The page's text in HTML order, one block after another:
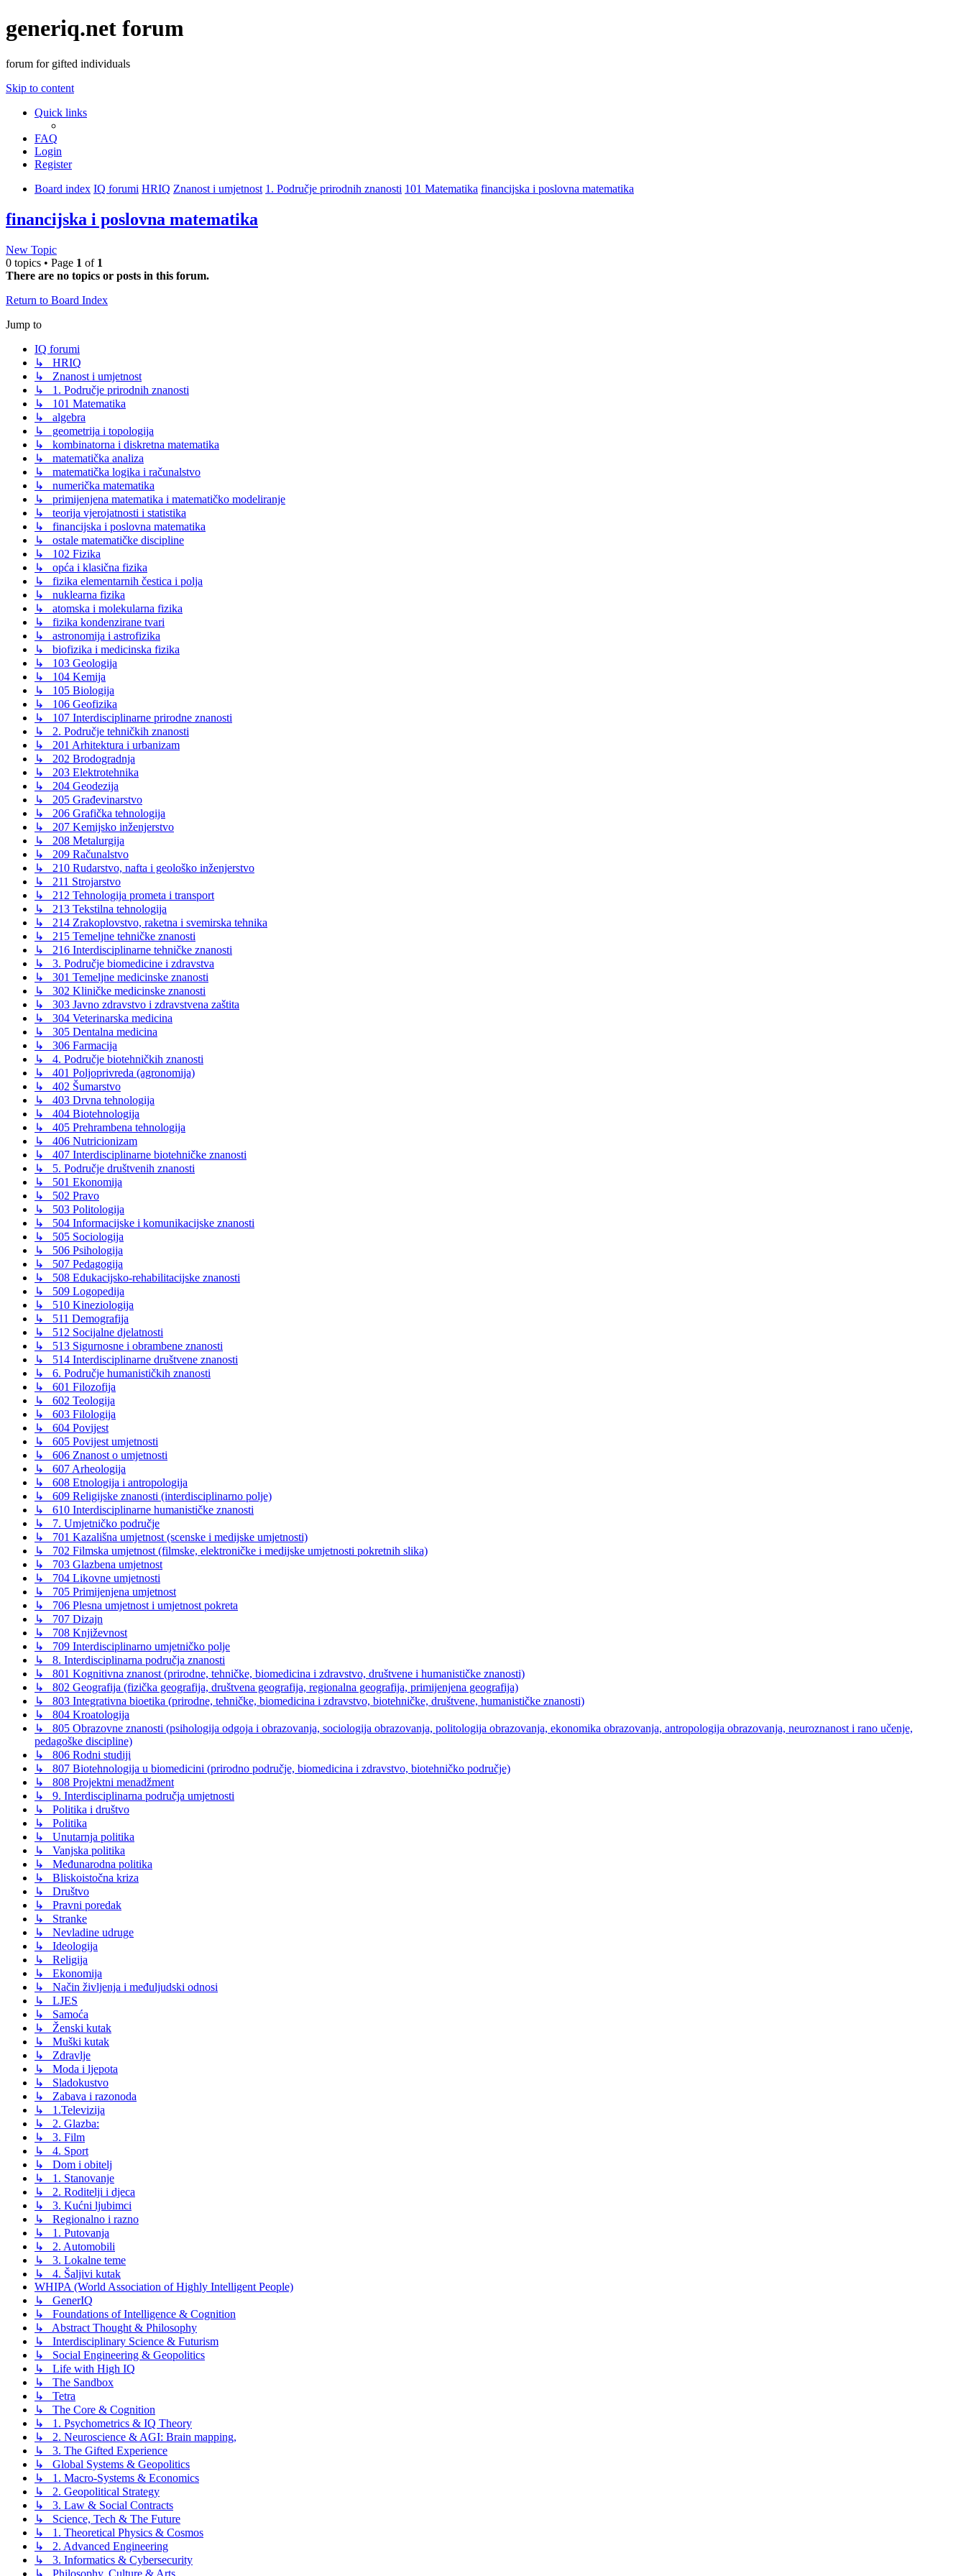
generiq.net forum
forum for gifted individuals
Skip to content
Quick links
FAQ
Login
Register
Board index IQ forumi HRIQ Znanost i umjetnost 1. Područje prirodnih znanosti 101 Matematika financijska i poslovna matematika
financijska i poslovna matematika
New Topic
0 topics • Page 1 of 1
There are no topics or posts in this forum.
Return to Board Index
Jump to
IQ forumi
↳ HRIQ
↳ Znanost i umjetnost
↳ 1. Područje prirodnih znanosti
↳ 101 Matematika
↳ algebra
↳ geometrija i topologija
↳ kombinatorna i diskretna matematika
↳ matematička analiza
↳ matematička logika i računalstvo
↳ numerička matematika
↳ primijenjena matematika i matematičko modeliranje
↳ teorija vjerojatnosti i statistika
↳ financijska i poslovna matematika
↳ ostale matematičke discipline
↳ 102 Fizika
↳ opća i klasična fizika
↳ fizika elementarnih čestica i polja
↳ nuklearna fizika
↳ atomska i molekularna fizika
↳ fizika kondenzirane tvari
↳ astronomija i astrofizika
↳ biofizika i medicinska fizika
↳ 103 Geologija
↳ 104 Kemija
↳ 105 Biologija
↳ 106 Geofizika
↳ 107 Interdisciplinarne prirodne znanosti
↳ 2. Područje tehničkih znanosti
↳ 201 Arhitektura i urbanizam
↳ 202 Brodogradnja
↳ 203 Elektrotehnika
↳ 204 Geodezija
↳ 205 Građevinarstvo
↳ 206 Grafička tehnologija
↳ 207 Kemijsko inženjerstvo
↳ 208 Metalurgija
↳ 209 Računalstvo
↳ 210 Rudarstvo, nafta i geološko inženjerstvo
↳ 211 Strojarstvo
↳ 212 Tehnologija prometa i transport
↳ 213 Tekstilna tehnologija
↳ 214 Zrakoplovstvo, raketna i svemirska tehnika
↳ 215 Temeljne tehničke znanosti
↳ 216 Interdisciplinarne tehničke znanosti
↳ 3. Područje biomedicine i zdravstva
↳ 301 Temeljne medicinske znanosti
↳ 302 Kliničke medicinske znanosti
↳ 303 Javno zdravstvo i zdravstvena zaštita
↳ 304 Veterinarska medicina
↳ 305 Dentalna medicina
↳ 306 Farmacija
↳ 4. Područje biotehničkih znanosti
↳ 401 Poljoprivreda (agronomija)
↳ 402 Šumarstvo
↳ 403 Drvna tehnologija
↳ 404 Biotehnologija
↳ 405 Prehrambena tehnologija
↳ 406 Nutricionizam
↳ 407 Interdisciplinarne biotehničke znanosti
↳ 5. Područje društvenih znanosti
↳ 501 Ekonomija
↳ 502 Pravo
↳ 503 Politologija
↳ 504 Informacijske i komunikacijske znanosti
↳ 505 Sociologija
↳ 506 Psihologija
↳ 507 Pedagogija
↳ 508 Edukacijsko-rehabilitacijske znanosti
↳ 509 Logopedija
↳ 510 Kineziologija
↳ 511 Demografija
↳ 512 Socijalne djelatnosti
↳ 513 Sigurnosne i obrambene znanosti
↳ 514 Interdisciplinarne društvene znanosti
↳ 6. Područje humanističkih znanosti
↳ 601 Filozofija
↳ 602 Teologija
↳ 603 Filologija
↳ 604 Povijest
↳ 605 Povijest umjetnosti
↳ 606 Znanost o umjetnosti
↳ 607 Arheologija
↳ 608 Etnologija i antropologija
↳ 609 Religijske znanosti (interdisciplinarno polje)
↳ 610 Interdisciplinarne humanističke znanosti
↳ 7. Umjetničko područje
↳ 701 Kazališna umjetnost (scenske i medijske umjetnosti)
↳ 702 Filmska umjetnost (filmske, elektroničke i medijske umjetnosti pokretnih slika)
↳ 703 Glazbena umjetnost
↳ 704 Likovne umjetnosti
↳ 705 Primijenjena umjetnost
↳ 706 Plesna umjetnost i umjetnost pokreta
↳ 707 Dizajn
↳ 708 Književnost
↳ 709 Interdisciplinarno umjetničko polje
↳ 8. Interdisciplinarna područja znanosti
↳ 801 Kognitivna znanost (prirodne, tehničke, biomedicina i zdravstvo, društvene i humanističke znanosti)
↳ 802 Geografija (fizička geografija, društvena geografija, regionalna geografija, primijenjena geografija)
↳ 803 Integrativna bioetika (prirodne, tehničke, biomedicina i zdravstvo, biotehničke, društvene, humanističke znanosti)
↳ 804 Kroatologija
↳ 805 Obrazovne znanosti (psihologija odgoja i obrazovanja, sociologija obrazovanja, politologija obrazovanja, ekonomika obrazovanja, antropologija obrazovanja, neuroznanost i rano učenje,
pedagoške discipline)
↳ 806 Rodni studiji
↳ 807 Biotehnologija u biomedicini (prirodno područje, biomedicina i zdravstvo, biotehničko područje)
↳ 808 Projektni menadžment
↳ 9. Interdisciplinarna područja umjetnosti
↳ Politika i društvo
↳ Politika
↳ Unutarnja politika
↳ Vanjska politika
↳ Međunarodna politika
↳ Bliskoistočna kriza
↳ Društvo
↳ Pravni poredak
↳ Stranke
↳ Nevladine udruge
↳ Ideologija
↳ Religija
↳ Ekonomija
↳ Način življenja i međuljudski odnosi
↳ LJES
↳ Samoća
↳ Ženski kutak
↳ Muški kutak
↳ Zdravlje
↳ Moda i ljepota
↳ Sladokustvo
↳ Zabava i razonoda
↳ 1.Televizija
↳ 2. Glazba:
↳ 3. Film
↳ 4. Sport
↳ Dom i obitelj
↳ 1. Stanovanje
↳ 2. Roditelji i djeca
↳ 3. Kućni ljubimci
↳ Regionalno i razno
↳ 1. Putovanja
↳ 2. Automobili
↳ 3. Lokalne teme
↳ 4. Šaljivi kutak
WHIPA (World Association of Highly Intelligent People)
↳ GenerIQ
↳ Foundations of Intelligence & Cognition
↳ Abstract Thought & Philosophy
↳ Interdisciplinary Science & Futurism
↳ Social Engineering & Geopolitics
↳ Life with High IQ
↳ The Sandbox
↳ Tetra
↳ The Core & Cognition
↳ 1. Psychometrics & IQ Theory
↳ 2. Neuroscience & AGI: Brain mapping,
↳ 3. The Gifted Experience
↳ Global Systems & Geopolitics
↳ 1. Macro-Systems & Economics
↳ 2. Geopolitical Strategy
↳ 3. Law & Social Contracts
↳ Science, Tech & The Future
↳ 1. Theoretical Physics & Cosmos
↳ 2. Advanced Engineering
↳ 3. Informatics & Cybersecurity
↳ Philosophy, Culture & Arts